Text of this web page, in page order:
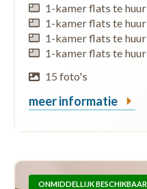
1-kamer flats te huur
1-kamer flats te huur
1-kamer flats te huur
1-kamer flats te huur
15 foto's
meer informatie
ONMIDDELLIJK BESCHIKBAAR